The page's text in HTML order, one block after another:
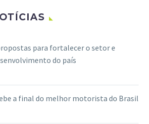
para fortalecer o setor e
do país
a final do melhor motorista do Brasil